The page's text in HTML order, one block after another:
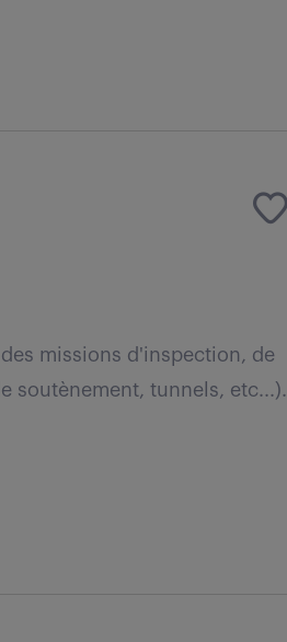
missions d'inspection, de
soutènement, tunnels, etc...).